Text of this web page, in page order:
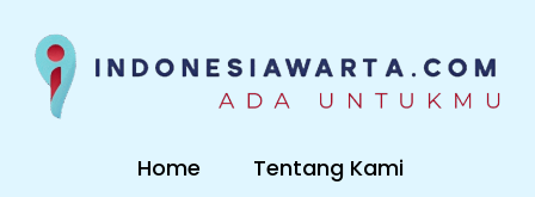
Home
Tentang Kami